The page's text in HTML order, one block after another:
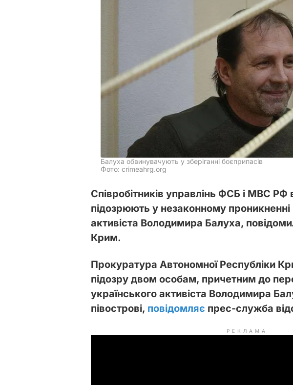
Балуха обвинувачують у зберіганні боєприпасів
Фото: crimeahrg.org
Співробітників управлінь ФСБ і МВС
підозрюють у незаконному
активіста Володимира Балуха,
Крим.
Прокуратура Автономної Республіки
підозру двом особам, причетним до
українського активіста Володимира
півострові, повідомляє прес-служба
РЕКЛАМА